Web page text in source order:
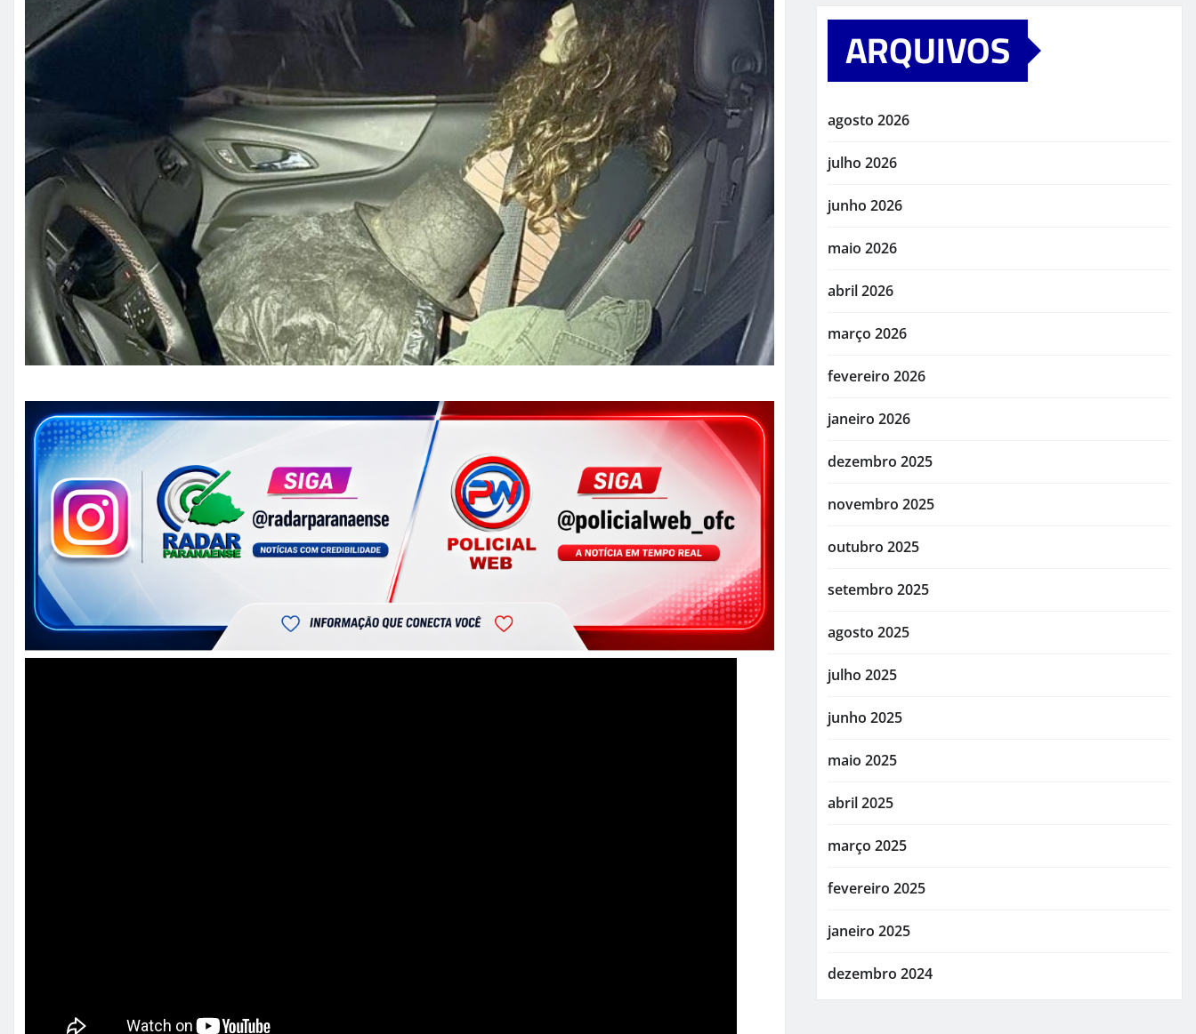
ARQUIVOS
agosto 2026
julho 2026
junho 2026
maio 2026
abril 2026
março 2026
fevereiro 2026
janeiro 2026
dezembro 2025
novembro 2025
outubro 2025
setembro 2025
agosto 2025
julho 2025
junho 2025
maio 2025
abril 2025
março 2025
fevereiro 2025
janeiro 2025
dezembro 2024